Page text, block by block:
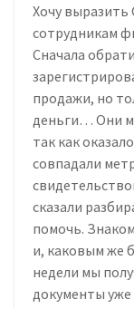
Хочу
сотрудникам
Сначала
продажи, но
деньги… Они
так как
совпадали
сказали
помочь.
и, каковым же
недели мы
документы уже